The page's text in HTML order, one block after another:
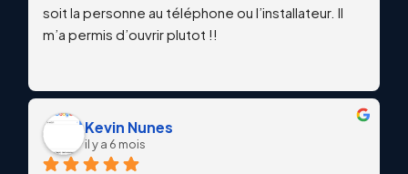
soit la personne au téléphone ou l’installateur. Il
m’a permis d’ouvrir plutot !!
Kevin Nunes
il y a 6 mois